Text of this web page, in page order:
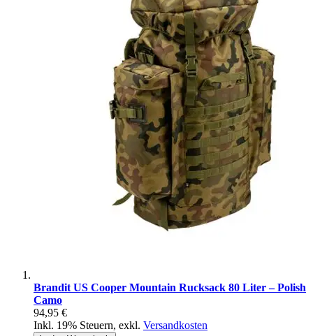
Brandit US Cooper Mountain Rucksack 80 Liter – Polish
Camo
94,95 €
Inkl. 19% Steuern, exkl. Versandkosten